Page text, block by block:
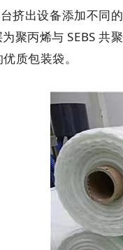
出设备添加不同的
聚丙烯与 SEBS
质包装袋。